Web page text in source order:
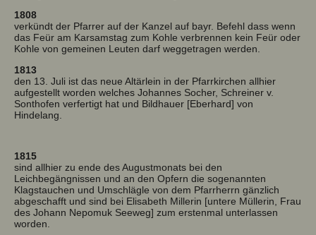
1808
verkündt der Pfarrer auf der Kanzel auf bayr. Befehl dass wenn
das Feür am Karsamstag zum Kohle verbrennen kein Feür oder
Kohle von gemeinen Leuten darf weggetragen werden.
1813
den 13. Juli ist das neue Altärlein in der Pfarrkirchen allhier
aufgestellt worden welches Johannes Socher, Schreiner v.
Sonthofen verfertigt hat und Bildhauer [Eberhard] von
Hindelang.
1815
sind allhier zu ende des Augustmonats bei den
Leichbegängnissen und an den Opfern die sogenannten
Klagstauchen und Umschlägle von dem Pfarrherrn gänzlich
abgeschafft und sind bei Elisabeth Millerin [untere Müllerin, Frau
des Johann Nepomuk Seeweg] zum erstenmal unterlassen
worden.